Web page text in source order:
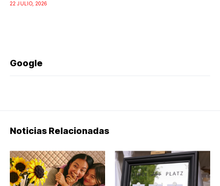
22 JULIO, 2026
Google
Noticias Relacionadas